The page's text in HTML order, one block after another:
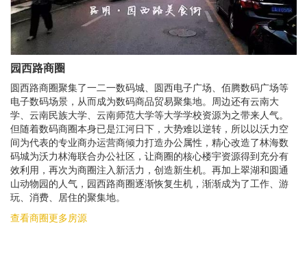
园西路商圈
圆西路商圈聚集了一二一数码城、圆西电子广场、佰腾数码广场等
电子数码场景，从而成为数码商品贸易聚集地。周边还有云南大
学、云南民族大学、云南师范大学等大学学校资源为之带来人气。
但随着数码商圈本身已是江河日下，大势难以逆转，所以以沃力空
间为代表的专业商办运营商倾力打造办公属性，精心改造了林海数
码城为沃力林海联合办公社区，让商圈的核心楼宇资源得到充分有
效利用，再次为商圈注入新活力，创造新生机。再加上翠湖和圆通
山动物园的人气，园西路商圈逐渐恢复生机，渐渐成为了工作、游
玩、消费、居住的聚集地。
查看商圈更多房源